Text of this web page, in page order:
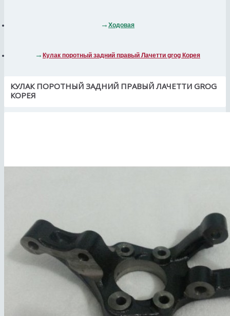
Ходовая
Кулак поротный задний правый Лачетти grog Корея
КУЛАК ПОРОТНЫЙ ЗАДНИЙ ПРАВЫЙ ЛАЧЕТТИ GROG
КОРЕЯ